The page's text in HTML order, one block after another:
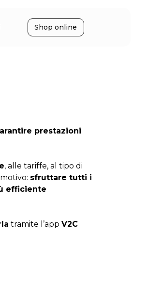
Shop online
prestazioni
, alle tariffe, al tipo di
sfruttare tutti i
efficiente
tramite l’app V2C